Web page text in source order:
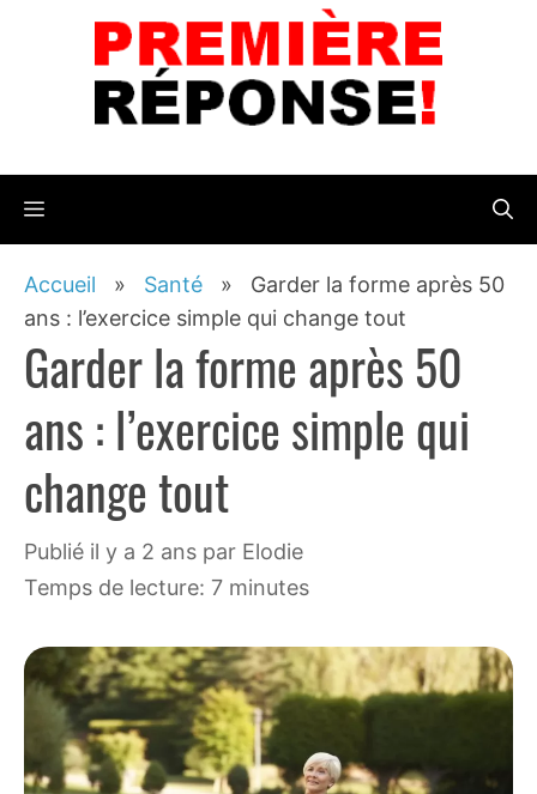
Menu
Accueil » Santé » Garder la forme après 50
ans : l’exercice simple qui change tout
Garder la forme après 50
ans : l’exercice simple qui
change tout
publié il y a 2 ans par Elodie
Temps de lecture: 7 minutes